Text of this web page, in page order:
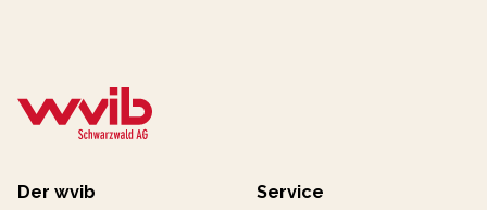
Der wvib Service